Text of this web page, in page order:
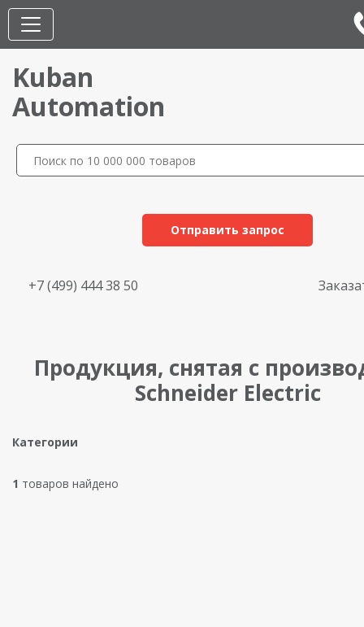
Kuban
Automation
Отправить запрос
+7 (499) 444 38 50
Продукция, снятая с
Schneider Electric
Категории
1 товаров найдено